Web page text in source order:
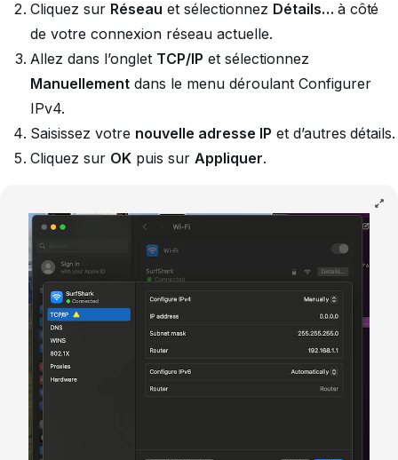
Cliquez sur Réseau et sélectionnez Détails… à côté
de votre connexion réseau actuelle.
Allez dans l’onglet TCP/IP et sélectionnez
Manuellementdans le menu déroulant Configurer
IPv4.
Saisissez votre nouvelle adresse IP et d’autres détails.
Cliquez sur OKpuis sur Appliquer.